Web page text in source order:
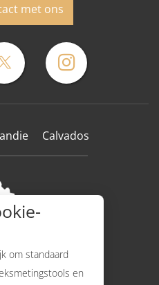
met ons
Calvados
om standaard
en